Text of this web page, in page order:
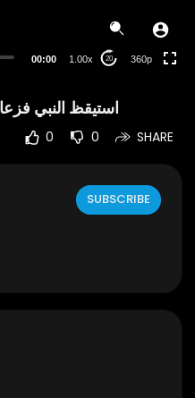
00:00 1.00x 20 360p
0 0 SHARE
SUBSCRIBE